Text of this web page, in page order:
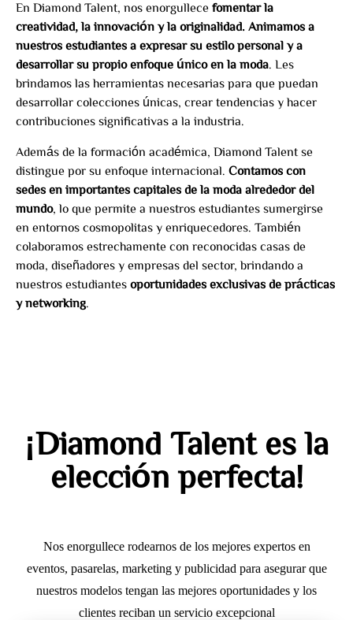
En Diamond Talent, nos enorgullece fomentar la
creatividad, la innovación y la originalidad. Animamos a
nuestros estudiantes a expresar su estilo personal y a
desarrollar su propio enfoque único en la moda . Les
brindamos las herramientas necesarias para que puedan
desarrollar colecciones únicas, crear tendencias y hacer
contribuciones significativas a la industria.
Además de la formación académica, Diamond Talent se
distingue por su enfoque internacional. Contamos con
sedes en importantes capitales de la moda alrededor del
mundo, lo que permite a nuestros estudiantes sumergirse
en entornos cosmopolitas y enriquecedores. También
colaboramos estrechamente con reconocidas casas de
moda, diseñadores y empresas del sector, brindando a
nuestros estudiantes oportunidades exclusivas de prácticas
y networking
¡Diamond Talent es la
elección perfecta!
Nos enorgullece rodearnos de los mejores expertos en
eventos, pasarelas, marketing y publicidad para asegurar que
nuestros modelos tengan las mejores oportunidades y los
clientes reciban un servicio excepcional